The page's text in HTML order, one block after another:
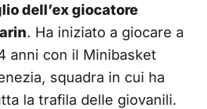
dell’ex giocatore
. Ha iniziato a giocare a
anni con il Minibasket
squadra in cui ha
la trafila delle giovanili.